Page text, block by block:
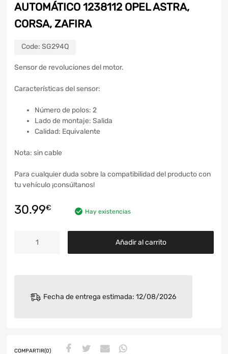
AUTOMÁTICO 1238112 OPEL ASTRA,
CORSA, ZAFIRA
Code: SG294Q
Sensor de revoluciones del motor.
Características del sensor:
Número de polos: 2
Lado de montaje: Salida
Calidad: Equivalente
Nota: sin cable
Para cualquier duda sobre la compatibilidad del producto con
tu vehículo ¡consúltanos!
30.99€ Hay existencias
Añadir al carrito
Fecha de entrega estimada: 12/08/2026
COMPARTIR(0)